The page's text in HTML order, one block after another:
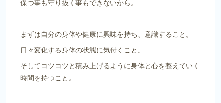
保つ事も守り抜く事もできないから。
まずは自分の身体や健康に興味を持ち、意識すること。
日々変化する身体の状態に気付くこと。
そしてコツコツと積み上げるように身体と心を整えていく
時間を持つこと。